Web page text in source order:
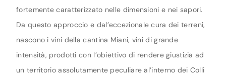
fortemente caratterizzato nelle dimensioni e nei sapori.
Da questo approccio e dal’eccezionale cura dei terreni,
nascono i vini della cantina Miani, vini di grande
intensità, prodotti con l’obiettivo di rendere giustizia ad
un territorio assolutamente peculiare al’interno dei Colli